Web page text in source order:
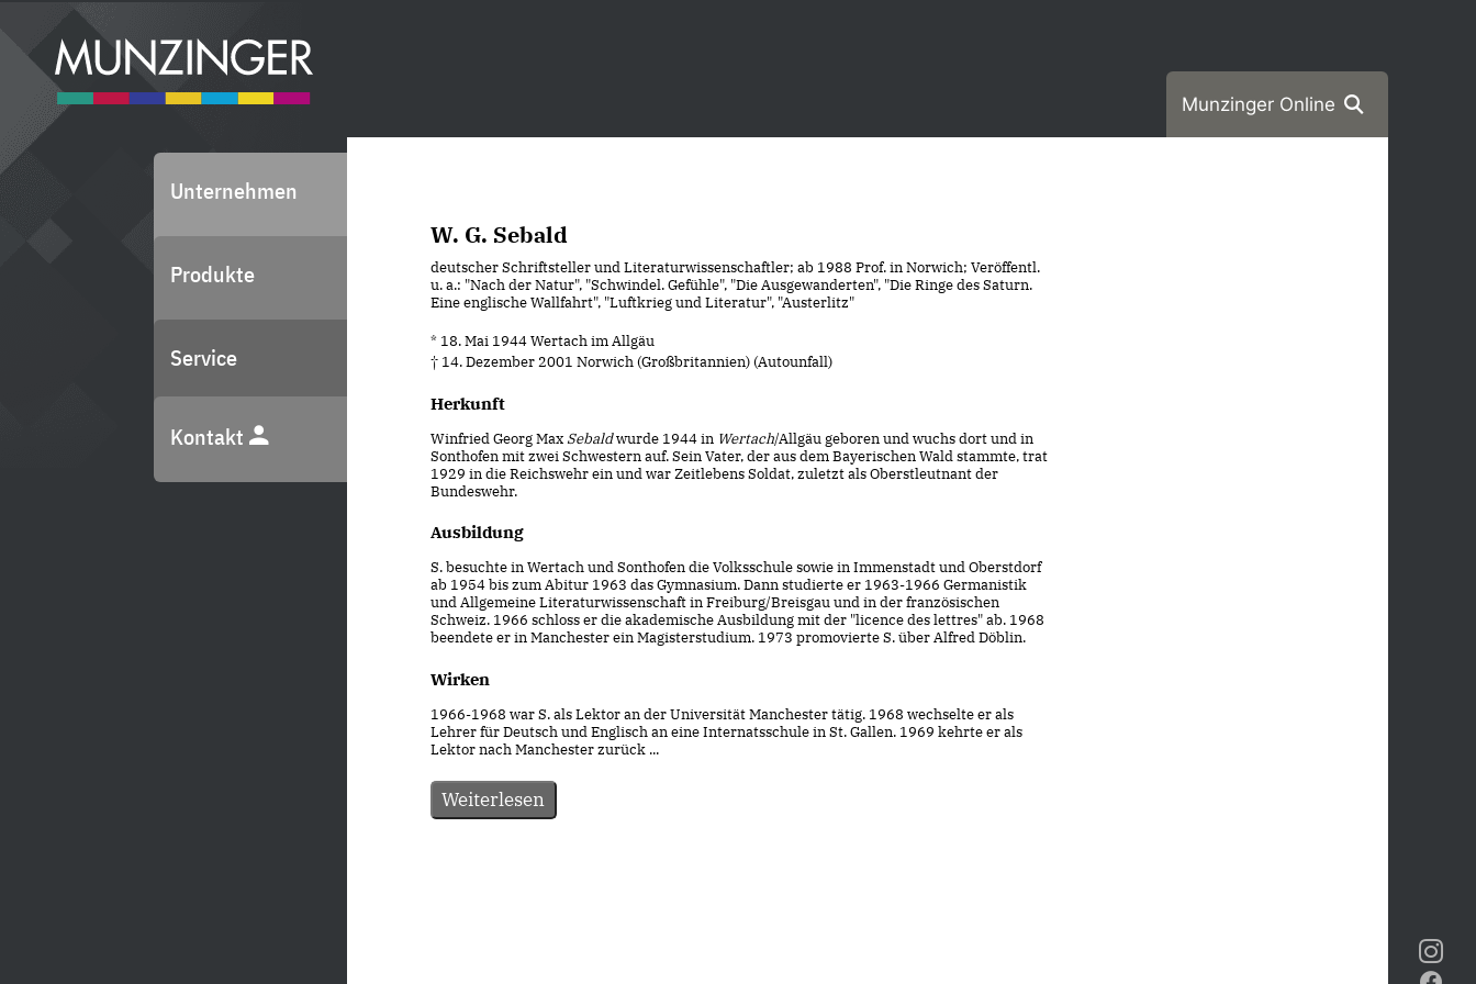
Munzinger Online
Unternehmen
Produkte
Service
Kontakt
W. G. Sebald
deutscher Schriftsteller und Literaturwissenschaftler; ab 1988 Prof. in Norwich; Veröffentl.
u. a.: "Nach der Natur", "Schwindel. Gefühle", "Die Ausgewanderten", "Die Ringe des Saturn.
Eine englische Wallfahrt", "Luftkrieg und Literatur", "Austerlitz"
* 18. Mai 1944 Wertach im Allgäu
† 14. Dezember 2001 Norwich (Großbritannien) (Autounfall)
Herkunft
Winfried Georg MaxSebaldwurde 1944 in Wertach/Allgäu geboren und wuchs dort und in
Sonthofen mit zwei Schwestern auf. Sein Vater, der aus dem Bayerischen Wald stammte, trat
1929 in die Reichswehr ein und war Zeitlebens Soldat, zuletzt als Oberstleutnant der
Bundeswehr.
Ausbildung
S. besuchte in Wertach und Sonthofen die Volksschule sowie in Immenstadt und Oberstdorf
ab 1954 bis zum Abitur 1963 das Gymnasium. Dann studierte er 1963-1966 Germanistik
und Allgemeine Literaturwissenschaft in Freiburg/Breisgau und in der französischen
Schweiz. 1966 schloss er die akademische Ausbildung mit der "licence des lettres" ab. 1968
beendete er in Manchester ein Magisterstudium. 1973 promovierte S. über Alfred Döblin.
Wirken
1966-1968 war S. als Lektor an der Universität Manchester tätig. 1968 wechselte er als
Lehrer für Deutsch und Englisch an eine Internatsschule in St. Gallen. 1969 kehrte er als
Lektor nach Manchester zurück ...
Weiterlesen